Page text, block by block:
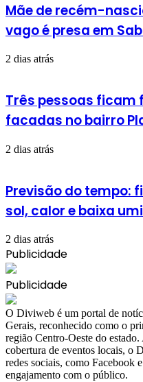
Mãe de recém-
vago é presa em
2 dias atrás
Três pessoas ficam
facadas no bairro
2 dias atrás
Previsão do tempo:
sol, calor e baixa
2 dias atrás
Publicidade
Publicidade
​O Diviweb é um portal de
Gerais, reconhecido como o
região Centro-Oeste do estado.
cobertura de eventos locais, o
redes sociais, como Facebook
engajamento com o público.